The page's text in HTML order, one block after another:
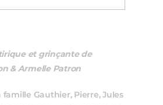
et grinçante de
& Armelle Patron
famille Gauthier, Pierre, Jules